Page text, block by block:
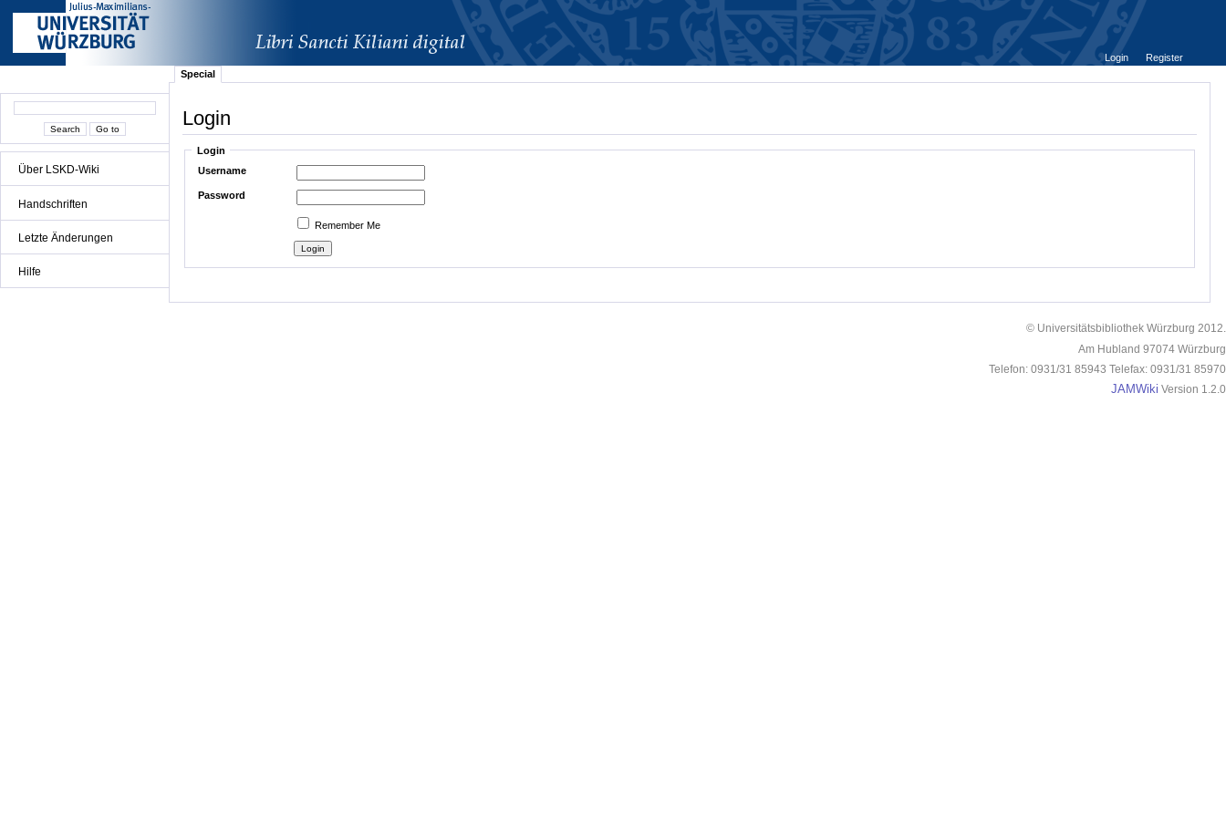
Über LSKD-Wiki
Handschriften
Letzte Änderungen
Hilfe
Login
Register
Special
Login
Login
Username
Password
Remember Me
© Universitätsbibliothek Würzburg 2012.
Am Hubland 97074 Würzburg
Telefon: 0931/31 85943 Telefax: 0931/31 85970
JAMWiki Version 1.2.0